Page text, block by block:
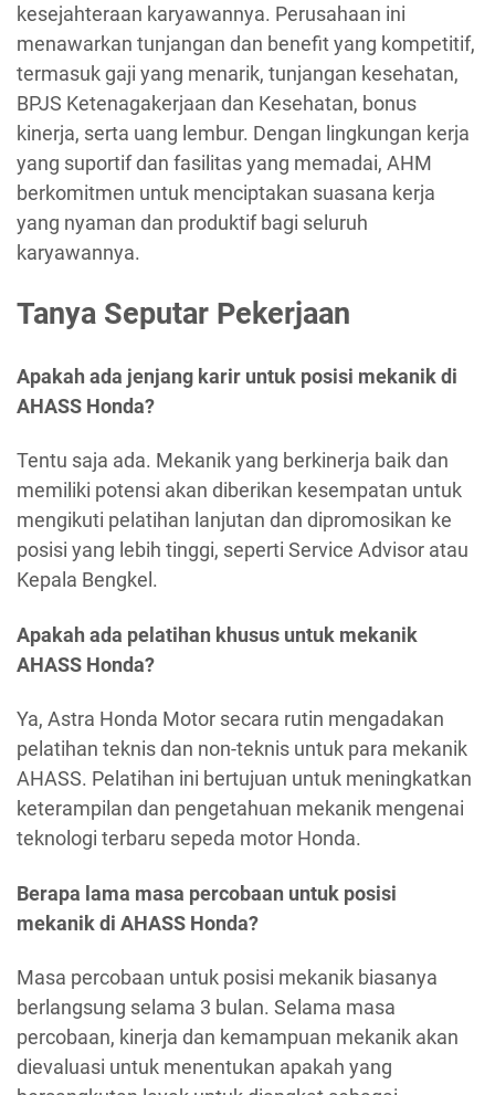
kesejahteraan karyawannya. Perusahaan ini
menawarkan tunjangan dan benefit yang kompetitif,
termasuk gaji yang menarik, tunjangan kesehatan,
BPJS Ketenagakerjaan dan Kesehatan, bonus
kinerja, serta uang lembur. Dengan lingkungan kerja
yang suportif dan fasilitas yang memadai, AHM
berkomitmen untuk menciptakan suasana kerja
yang nyaman dan produktif bagi seluruh
karyawannya.
Tanya Seputar Pekerjaan
Apakah ada jenjang karir untuk posisi mekanik di
AHASS Honda?
Tentu saja ada. Mekanik yang berkinerja baik dan
memiliki potensi akan diberikan kesempatan untuk
mengikuti pelatihan lanjutan dan dipromosikan ke
posisi yang lebih tinggi, seperti Service Advisor atau
Kepala Bengkel.
Apakah ada pelatihan khusus untuk mekanik
AHASS Honda?
Ya, Astra Honda Motor secara rutin mengadakan
pelatihan teknis dan non-teknis untuk para mekanik
AHASS. Pelatihan ini bertujuan untuk meningkatkan
keterampilan dan pengetahuan mekanik mengenai
teknologi terbaru sepeda motor Honda.
Berapa lama masa percobaan untuk posisi
mekanik di AHASS Honda?
Masa percobaan untuk posisi mekanik biasanya
berlangsung selama 3 bulan. Selama masa
percobaan, kinerja dan kemampuan mekanik akan
dievaluasi untuk menentukan apakah yang